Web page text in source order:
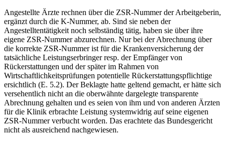
Angestellte Ärzte rechnen über die ZSR-Nummer der Arbeitgeberin,
ergänzt durch die K-Nummer, ab. Sind sie neben der
Angestelltentätigkeit noch selbständig tätig, haben sie über ihre
eigene ZSR-Nummer abzurechnen. Nur bei der Abrechnung über
die korrekte ZSR-Nummer ist für die Krankenversicherung der
tatsächliche Leistungserbringer resp. der Empfänger von
Rückerstattungen und der später im Rahmen von
Wirtschaftlichkeitsprüfungen potentielle Rückerstattungspflichtige
ersichtlich (E. 5.2). Der Beklagte hatte geltend gemacht, er hätte sich
versehentlich nicht an die oberwähnte dargelegte transparente
Abrechnung gehalten und es seien von ihm und von anderen Ärzten
für die Klinik erbrachte Leistung systemwidrig auf seine eigenen
ZSR-Nummer verbucht worden. Das erachtete das Bundesgericht
nicht als ausreichend nachgewiesen.